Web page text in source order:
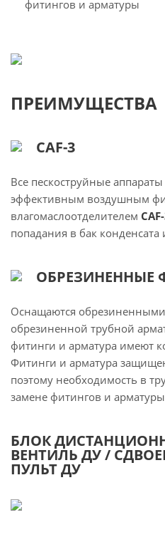
фитингов и арматуры
ПРЕИМУЩЕСТВА
CAF-3
Все пескоструйные аппараты
эффективным воздушным
влагомаслоотделителем
попадания в бак конденсата
ОБРЕЗИНЕННЫЕ
Оснащаются
обрезиненной трубной
фитинги и арматура имеют
Фитинги и арматура
поэтому необходимость в
замене фитингов и
БЛОК
ВЕНТИЛЬ ДУ /
ПУЛЬТ ДУ